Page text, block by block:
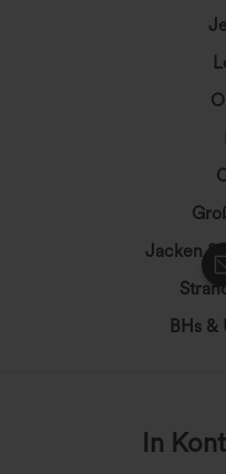
Jacken &
BHs
In